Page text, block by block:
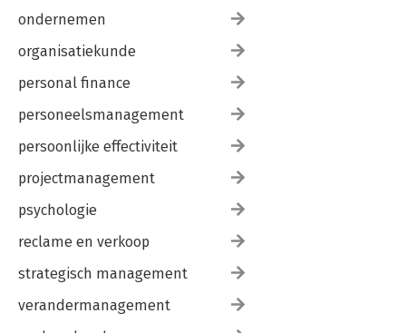
ondernemen
organisatiekunde
personal finance
personeelsmanagement
persoonlijke effectiviteit
projectmanagement
psychologie
reclame en verkoop
strategisch management
verandermanagement